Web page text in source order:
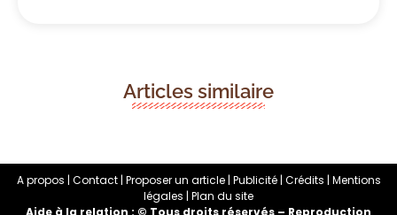
Articles similaire
A propos | Contact | Proposer un article | Publicité | Crédits | Mentions
légales | Plan du site